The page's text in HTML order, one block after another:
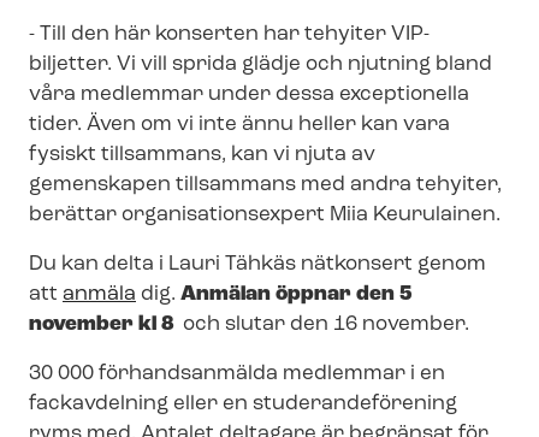
- Till den här konserten har tehyiter VIP-
biljetter. Vi vill sprida glädje och njutning bland
våra medlemmar under dessa exceptionella
tider. Även om vi inte ännu heller kan vara
fysiskt tillsammans, kan vi njuta av
gemenskapen tillsammans med andra tehyiter,
berättar or­ga­ni­sa­tions­ex­pert Miia Keurulainen.
Du kan delta i Lauri Tähkäs nätkonsert genom
att anmäla dig. Anmälan öppnar den 5
november kl 8 och slutar den 16 november.
30 000 förhandsanmälda medlemmar i en
fackavdelning eller en stu­de­ran­de­för­e­ning